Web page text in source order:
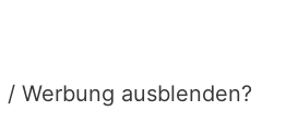
Werbung ausblenden?